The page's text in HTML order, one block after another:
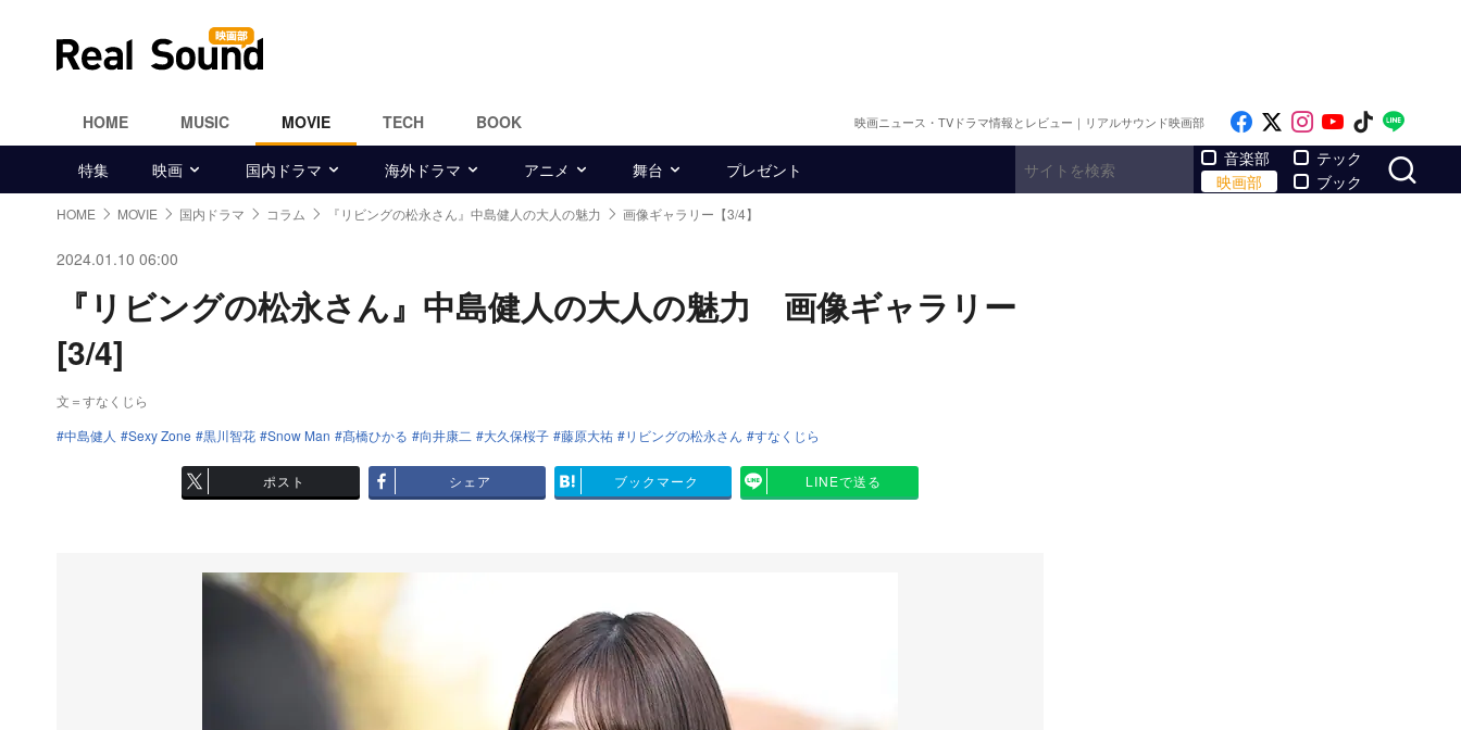
HOME MUSIC MOVIE TECH BOOK 映画ニュース・TVドラマ情報とレビュー｜リアルサウンド映画部 Like on Facebook
Follow on x
Follow on
Follow on
Follow
特集 映画 国内ドラマ 海外ドラマ アニメ 舞台 プレゼント
音楽部
映画部
テック
ブック
HOME MOVIE 国内ドラマ コラム 『リビングの松永さん』中島健人の大人の魅力 画像ギャラリー【3/4】
2024.01.10 06:00
『リビングの松永さん』中島健人の大人の魅力 画像ギャラリー
[3/4]
文＝すなくじら
中島健人
Sexy Zone 黒川智花 Snow Man 髙橋ひかる 向井康二 大久保桜子 藤原大祐 リビングの松永さん すなくじら
ポスト シェア ブックマーク LINEで送る